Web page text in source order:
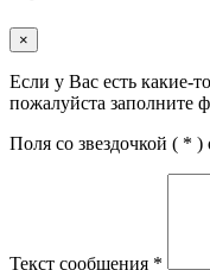
×
Если у Вас есть какие-
пожалуйста заполните
Поля со звездочкой ( * )
Текст сообщения *